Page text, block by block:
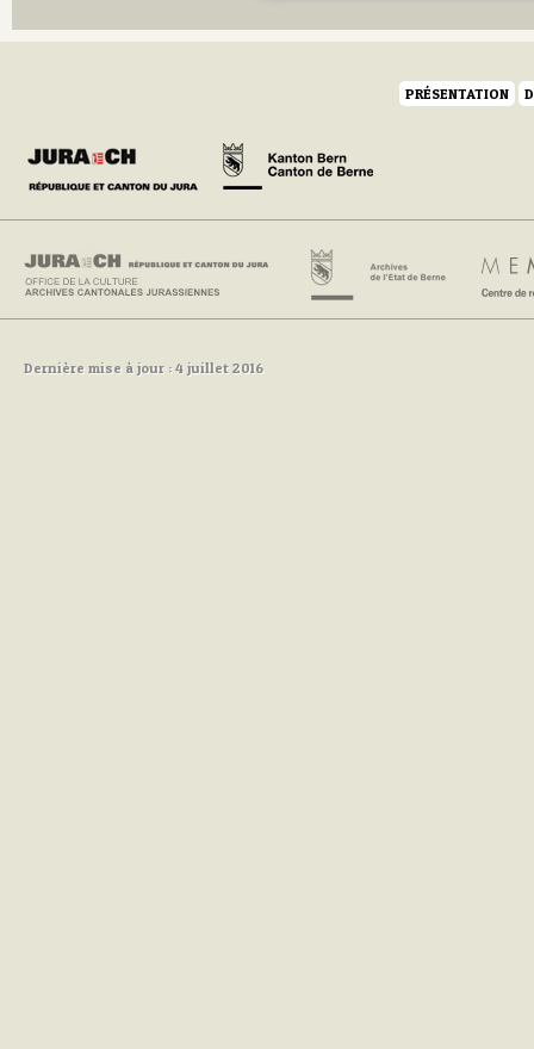
PRÉSENTATION
Dernière mise à jour : 4 juillet 2016